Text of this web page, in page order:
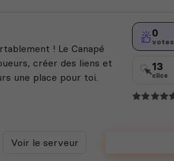
! Le Canapé
créer des liens et
une place pour toi.
0
votes
13
clics
Voir le serveur